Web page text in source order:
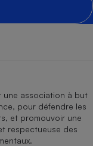
une association à but
pour défendre les
et promouvoir une
respectueuse des